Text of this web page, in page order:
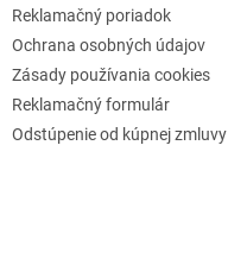
Reklamačný poriadok
Ochrana osobných údajov
Zásady používania cookies
Reklamačný formulár
Odstúpenie od kúpnej zmluvy